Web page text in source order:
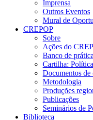
Imprensa
Outros Eventos
Mural de
CREPOP
Sobre
Ações do
Banco de
Cartilha:
Documentos de
Metodologia
Produções
Publicações
Seminários de
Biblioteca